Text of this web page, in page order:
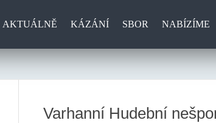
AKTUÁLNĚ KÁZÁNÍ SBOR NABÍZÍME
Varhanní Hudební